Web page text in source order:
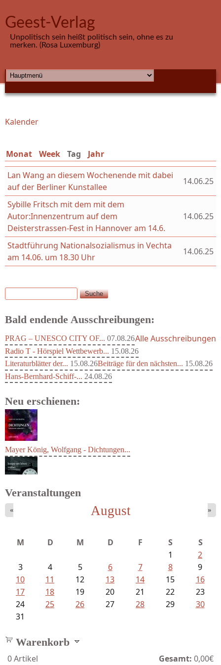
Geest-Verlag
Unpolitisch sein heißt politisch sein, ohne es zu
merken. (Rosa Luxemburg)
HAUPTMENÜ
Sie sind hier
Kalender
Monat Week Tag (aktiver Reiter)
Jahr
Lan Wang an diesem Wochenende mit dabei
auf der Berliner Kunstallee
14.06.25
Sybille Fritsch mit dem mit dem
Autor:Innenzentrum auf dem
Deisterstrassen-Fest in Hannover am 14.6.
14.06.25
Stadtführung Nationalsozialismus in Vechta
am 14.06. um 18.30 Uhr
14.06.25
Suchformular
Suche
Bald endende Ausschreibungen:
PRAG – UNESCO CITY OF... 07.08.26
Radio T - Hörspiel Wettbewerb... 15.08.26
Literaturblätter der... 15.08.26Beiträge für den nächsten... 15.08.26
Hans-Bernhard-Schiff-... 24.08.26
Alle Ausschreibungen
Neu erschienen:
Mayer König, Wolfgang - Dichtungen...
Veranstaltungen
August
« »
M D M D F S
S
1
2
3
4 5 6 7 8
9
10
11 12 13 14 15
16
17
18 19 20 21 22
23
24
25 26 27 28 29
30
31
Warenkorb
0Artikel Gesamt: 0,00€